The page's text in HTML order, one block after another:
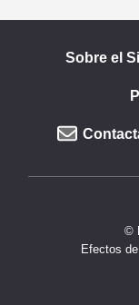
Sobre el
©
Efectos